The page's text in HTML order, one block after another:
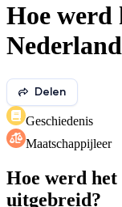
Hoe werd
Delen
Geschiedenis
Maatschappijleer
Hoe werd
uitgebreid?